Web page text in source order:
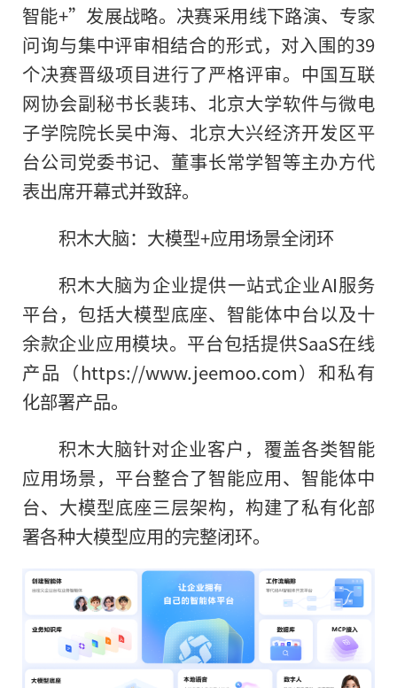
智能+”发展战略。决赛采用线下路演、专家
问询与集中评审相结合的形式，对入围的39
个决赛晋级项目进行了严格评审。中国互联
网协会副秘书长裴玮、北京大学软件与微电
子学院院长吴中海、北京大兴经济开发区平
台公司党委书记、董事长常学智等主办方代
表出席开幕式并致辞。
积木大脑：大模型+应用场景全闭环
积木大脑为企业提供一站式企业AI服务
平台，包括大模型底座、智能体中台以及十
余款企业应用模块。平台包括提供SaaS在线
产品（https://www.jeemoo.com）和私有
化部署产品。
积木大脑针对企业客户，覆盖各类智能
应用场景，平台整合了智能应用、智能体中
台、大模型底座三层架构，构建了私有化部
署各种大模型应用的完整闭环。